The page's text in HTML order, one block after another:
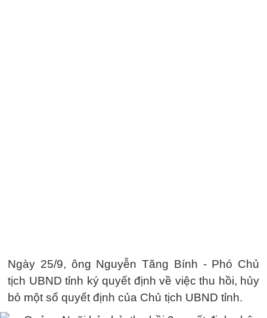
Ngày 25/9, ông Nguyễn Tăng Bính - Phó Chủ
tịch UBND tỉnh ký quyết định về việc thu hồi, hủy
bỏ một số quyết định của Chủ tịch UBND tỉnh.